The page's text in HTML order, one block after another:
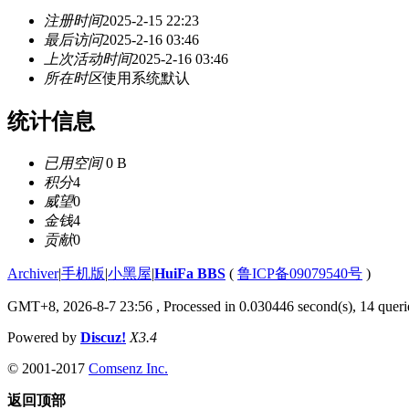
注册时间2025-2-15 22:23
最后访问2025-2-16 03:46
上次活动时间2025-2-16 03:46
所在时区使用系统默认
统计信息
已用空间0 B
积分4
威望0
金钱4
贡献0
Archiver|手机版|小黑屋|HuiFa BBS ( 鲁ICP备09079540号 )
GMT+8, 2026-8-7 23:56 , Processed in 0.030446 second(s), 14
Powered by Discuz! X3.4
© 2001-2017 Comsenz Inc.
返回顶部